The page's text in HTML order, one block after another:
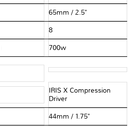
65mm / 2.5"
8Ω
700w
IRIS X Compression
Driver
44mm / 1.75"